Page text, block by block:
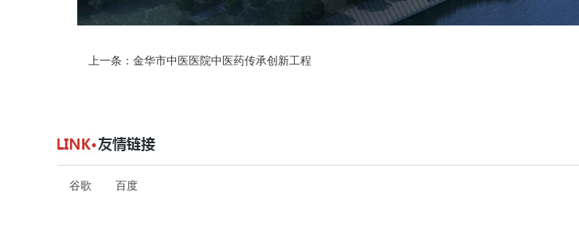
上一条： 金华市中医医院中医药传承创新工程
谷歌 百度